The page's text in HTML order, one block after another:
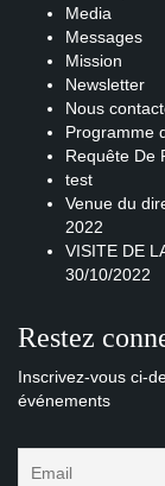
Media
Messages
Mission
Newsletter
Nous
Programme
Requête De
test
Venue du
2022
VISITE DE
30/10/2022
Restez
Inscrivez-vous ci-
événements